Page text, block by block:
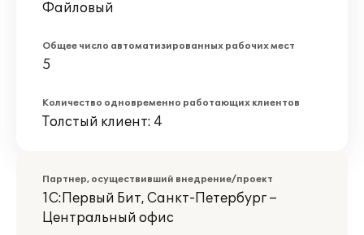
Файловый
Общее число автоматизированных рабочих мест
5
Количество одновременно работающих клиентов
Толстый клиент: 4
Партнер, осуществивший внедрение/проект
1С:Первый Бит, Санкт-Петербург –
Центральный офис